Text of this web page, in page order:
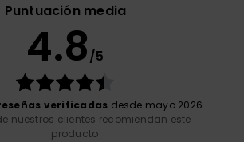
Puntuación media
4.8/5
verificadas desde mayo 2026
de nuestros clientes recomiendan este
producto